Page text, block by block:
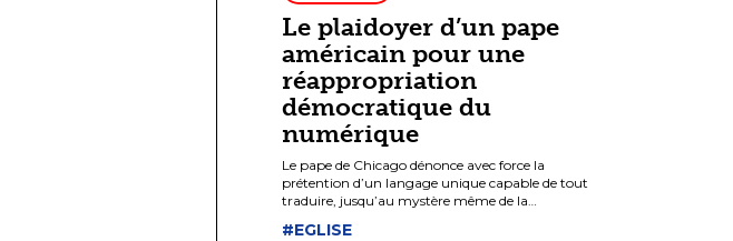
Le plaidoyer d’un pape
américain pour une
réappropriation
démocratique du
numérique
Le pape de Chicago dénonce avec force la
prétention d’un langage unique capable de tout
traduire, jusqu’au mystère même de la
#EGLISE